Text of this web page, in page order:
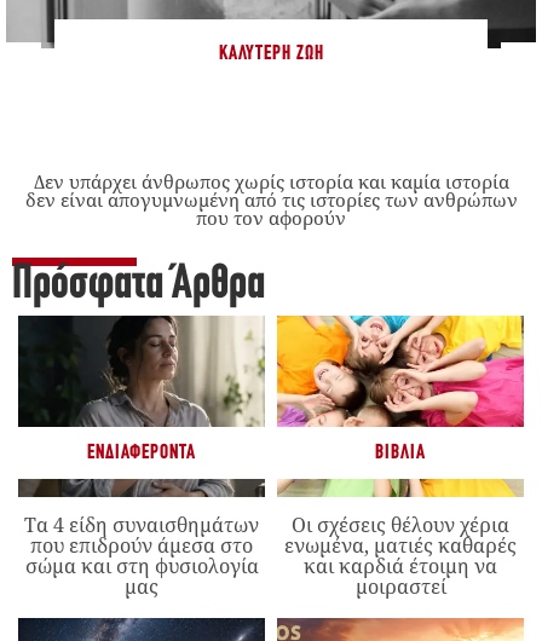
ΚΑΛΎΤΕΡΗ ΖΩΉ
Δεν υπάρχει άνθρωπος χωρίς ιστορία και καμία ιστορία
δεν είναι απογυμνωμένη από τις ιστορίες των ανθρώπων
που τον αφορούν
Πρόσφατα Άρθρα
ΕΝΔΙΑΦΈΡΟΝΤΑ
Τα 4 είδη συναισθημάτων
που επιδρούν άμεσα στο
σώμα και στη φυσιολογία
μας
ΒΙΒΛΊΑ
Οι σχέσεις θέλουν χέρια
ενωμένα, ματιές καθαρές
και καρδιά έτοιμη να
μοιραστεί